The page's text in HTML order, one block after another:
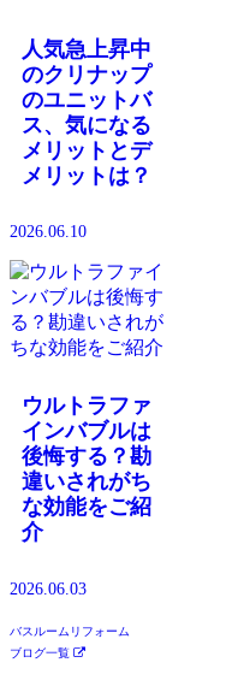
人気急上昇中
のクリナップ
のユニットバ
ス、気になる
メリットとデ
メリットは？
2026.06.10
ウルトラファ
インバブルは
後悔する？勘
違いされがち
な効能をご紹
介
2026.06.03
バスルームリフォーム
ブログ一覧